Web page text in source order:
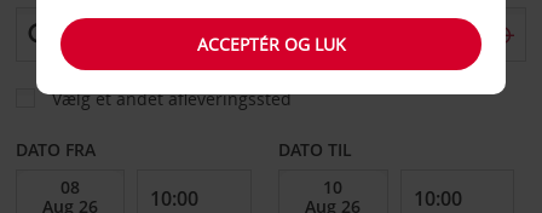
Vælg et andet afleveringssted
DATO FRA DATO TIL
ACCEPTÉR OG LUK